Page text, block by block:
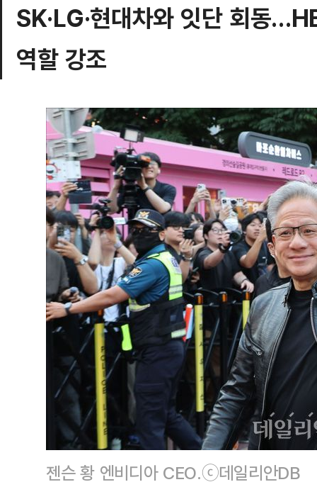
SK·LG·현대차와 잇단 회동
역할 강조
젠슨 황 엔비디아 CEO.ⓒ데일리안DB